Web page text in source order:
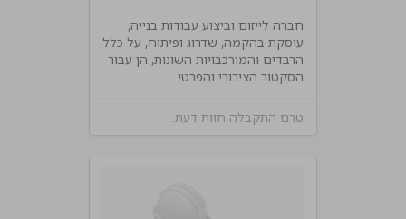
חברה לייזום וביצוע עבודות בנייה,
עוסקת בהקמה, שדרוג ופיתוח, על כלל
הרבדים והמורכבויות השונות, הן עבור
הסקטור הציבורי והפרטי.
טרם התקבלה חוות דעת.